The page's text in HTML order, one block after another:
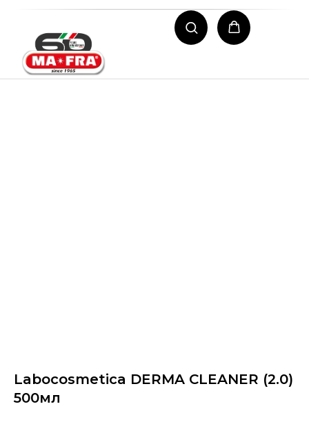
Labocosmetica DERMA CLEANER (2.0)
500мл